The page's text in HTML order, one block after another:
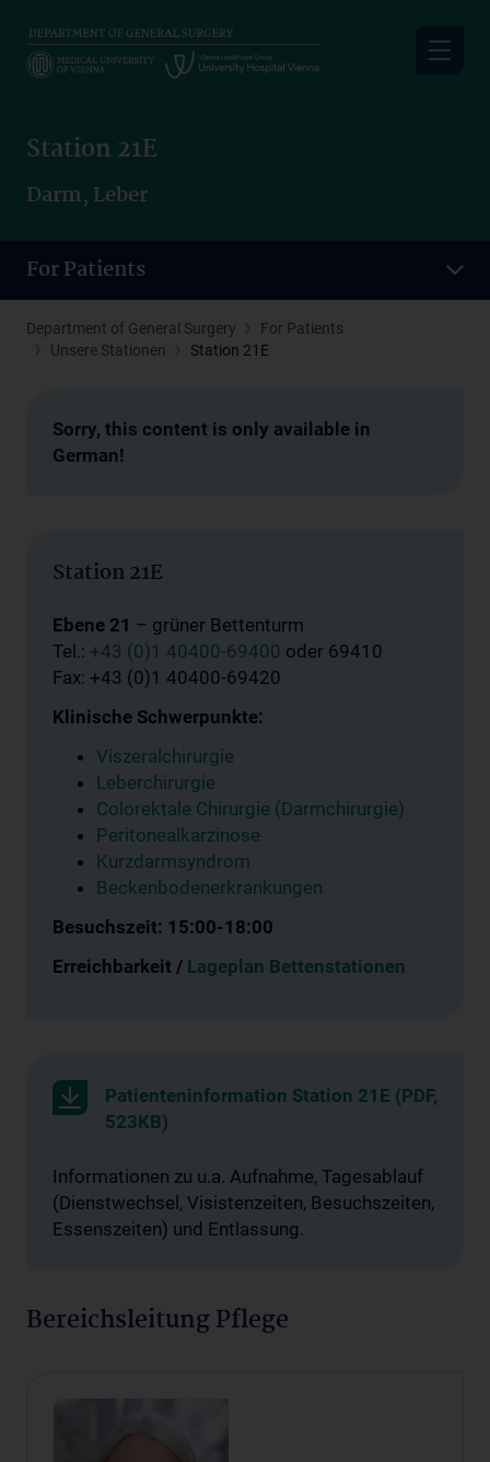
main
Station 21E
Darm, Leber
For Patients
Department of General Surgery
For Patients
Unsere Stationen
Station 21E
Sorry, this content is only available in
German!
Station 21E
Ebene 21 – grüner Bettenturm
Tel.: +43 (0)1 40400-69400 oder 69410
Fax: +43 (0)1 40400-69420
Klinische Schwerpunkte:
Viszeralchirurgie
Leberchirurgie
Colorektale Chirurgie (Darmchirurgie)
Peritonealkarzinose
Kurzdarmsyndrom
Beckenbodenerkrankungen
Besuchszeit: 15:00-18:00
Erreichbarkeit / Lageplan Bettenstationen
Patienteninformation Station 21E (PDF,
523KB)
Informationen zu u.a. Aufnahme, Tagesablauf
(Dienstwechsel, Visistenzeiten, Besuchszeiten,
Essenszeiten) und Entlassung.
Bereichsleitung Pflege